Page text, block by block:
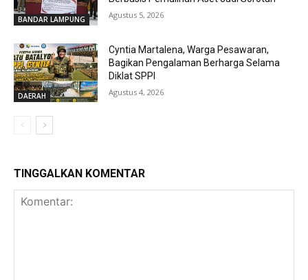
BANDAR LAMPUNG Agustus 5, 2026
DAERAH
Cyntia Martalena, Warga Pesawaran,
Bagikan Pengalaman Berharga Selama
Diklat SPPI
Agustus 4, 2026
TINGGALKAN KOMENTAR